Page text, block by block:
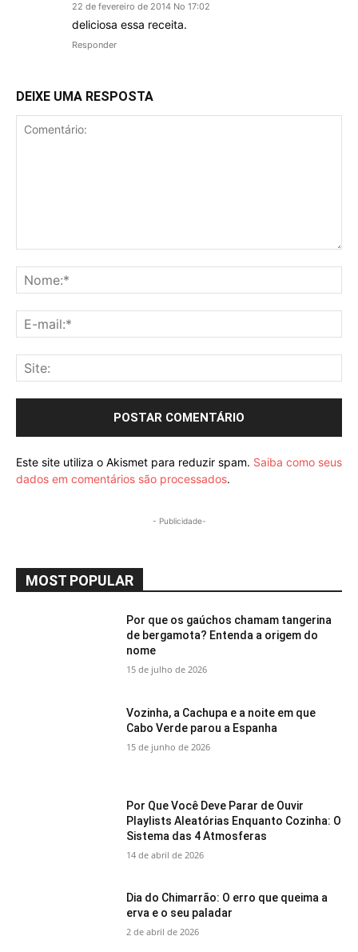
22 de fevereiro de 2014 No 17:02
deliciosa essa receita.
Responder
DEIXE UMA RESPOSTA
Este site utiliza o Akismet para reduzir spam. Saiba como seus
dados em comentários são processados.
- Publicidade-
MOST POPULAR
Por que os gaúchos chamam tangerina
de bergamota? Entenda a origem do
nome
15 de julho de 2026
Vozinha, a Cachupa e a noite em que
Cabo Verde parou a Espanha
15 de junho de 2026
Por Que Você Deve Parar de Ouvir
Playlists Aleatórias Enquanto Cozinha: O
Sistema das 4 Atmosferas
14 de abril de 2026
Dia do Chimarrão: O erro que queima a
erva e o seu paladar
2 de abril de 2026